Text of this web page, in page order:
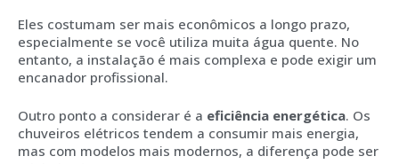
Eles costumam ser mais econômicos a longo prazo,
especialmente se você utiliza muita água quente. No
entanto, a instalação é mais complexa e pode exigir um
encanador profissional.
Outro ponto a considerar é a eficiência energética. Os
chuveiros elétricos tendem a consumir mais energia,
mas com modelos mais modernos, a diferença pode ser